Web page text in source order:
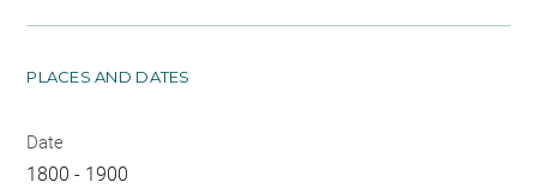
PLACES AND DATES
Date
1800 - 1900